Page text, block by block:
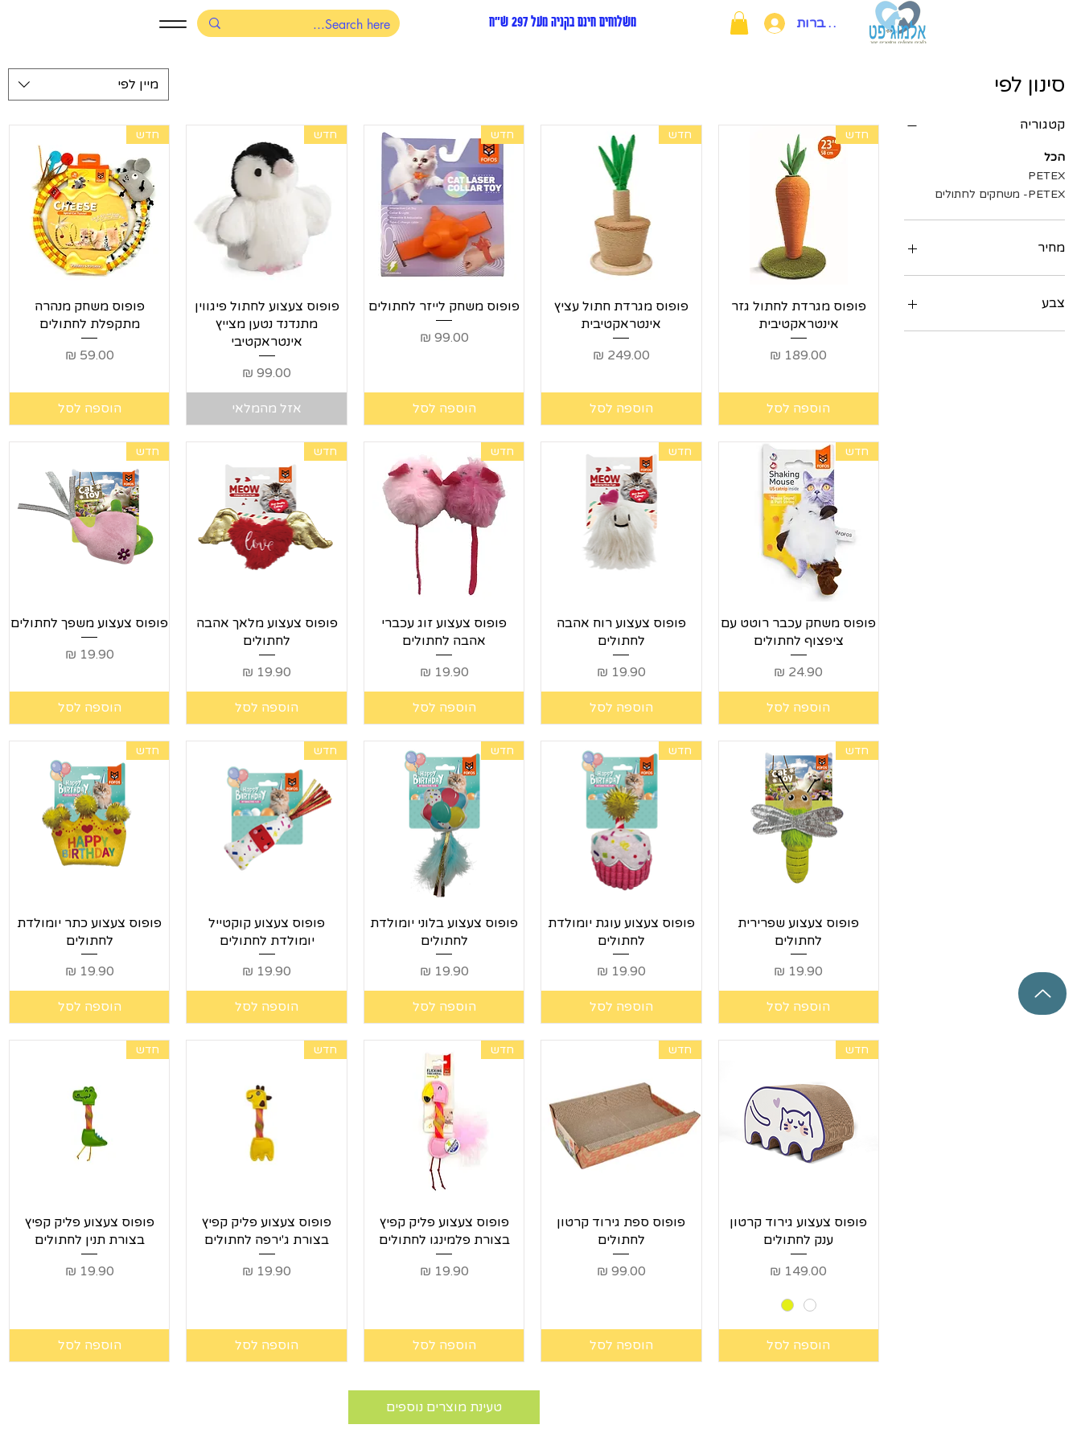
משלוחים חינם בקניה מעל 297 ש"ח להתחברות
סינון לפי
קטגוריה
הכל
PETEX
PETEX- משחקים לחתולים
מחיר
צבע
מיין לפי
תצוגה מהירה
חדש
פופוס מגרדת לחתול גזר
אינטראקטיבית
מחיר
הוספה לסל
תצוגה מהירה
חדש
פופוס מגרדת חתול עציץ
אינטראקטיבית
מחיר
הוספה לסל
תצוגה מהירה
חדש
פופוס משחק לייזר לחתולים
מחיר
הוספה לסל
תצוגה מהירה
חדש
פופוס צעצוע לחתול פיגווין
מתנדנד נטען מצייץ
אינטראקטיבי
מחיר
אזל מהמלאי
תצוגה מהירה
חדש
פופוס משחק מנהרה
מתקפלת לחתולים
מחיר
הוספה לסל
תצוגה מהירה
חדש
פופוס משחק עכבר רוטט עם
ציפצוף לחתולים
מחיר
הוספה לסל
תצוגה מהירה
חדש
פופוס צעצוע רוח אהבה
לחתולים
מחיר
הוספה לסל
תצוגה מהירה
חדש
פופוס צעצוע זוג עכברי
אהבה לחתולים
מחיר
הוספה לסל
תצוגה מהירה
חדש
פופוס צעצוע מלאך אהבה
לחתולים
מחיר
הוספה לסל
תצוגה מהירה
חדש
פופוס צעצוע משפך לחתולים
מחיר
הוספה לסל
תצוגה מהירה
חדש
פופוס צעצוע שפרירית
לחתולים
מחיר
הוספה לסל
תצוגה מהירה
חדש
פופוס צעצוע עוגת יומולדת
לחתולים
מחיר
הוספה לסל
תצוגה מהירה
חדש
פופוס צעצוע בלוני יומולדת
לחתולים
מחיר
הוספה לסל
תצוגה מהירה
חדש
פופוס צעצוע קוקטייל
יומולדת לחתולים
מחיר
הוספה לסל
תצוגה מהירה
חדש
פופוס צעצוע כתר יומולדת
לחתולים
מחיר
הוספה לסל
תצוגה מהירה
חדש
פופוס צעצוע גירוד קרטון
ענק לחתולים
מחיר
הוספה לסל
תצוגה מהירה
חדש
פופוס ספת גירוד קרטון
לחתולים
מחיר
הוספה לסל
תצוגה מהירה
חדש
פופוס צעצוע פליק קפיץ
בצורת פלמינגו לחתולים
מחיר
הוספה לסל
תצוגה מהירה
חדש
פופוס צעצוע פליק קפיץ
בצורת ג'ירפה לחתולים
מחיר
הוספה לסל
תצוגה מהירה
חדש
פופוס צעצוע פליק קפיץ
בצורת תנין לחתולים
מחיר
הוספה לסל
טעינת מוצרים נוספים